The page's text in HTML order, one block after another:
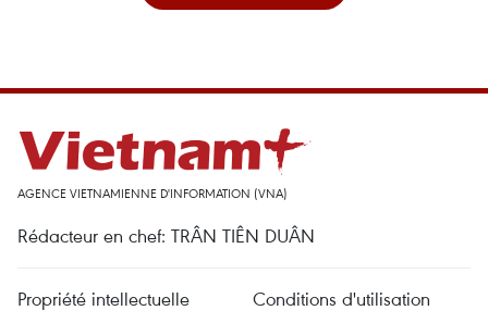
AGENCE VIETNAMIENNE D'INFORMATION (VNA)
Rédacteur en chef: TRÂN TIÊN DUÂN
Propriété intellectuelle
Conditions d'utilisation